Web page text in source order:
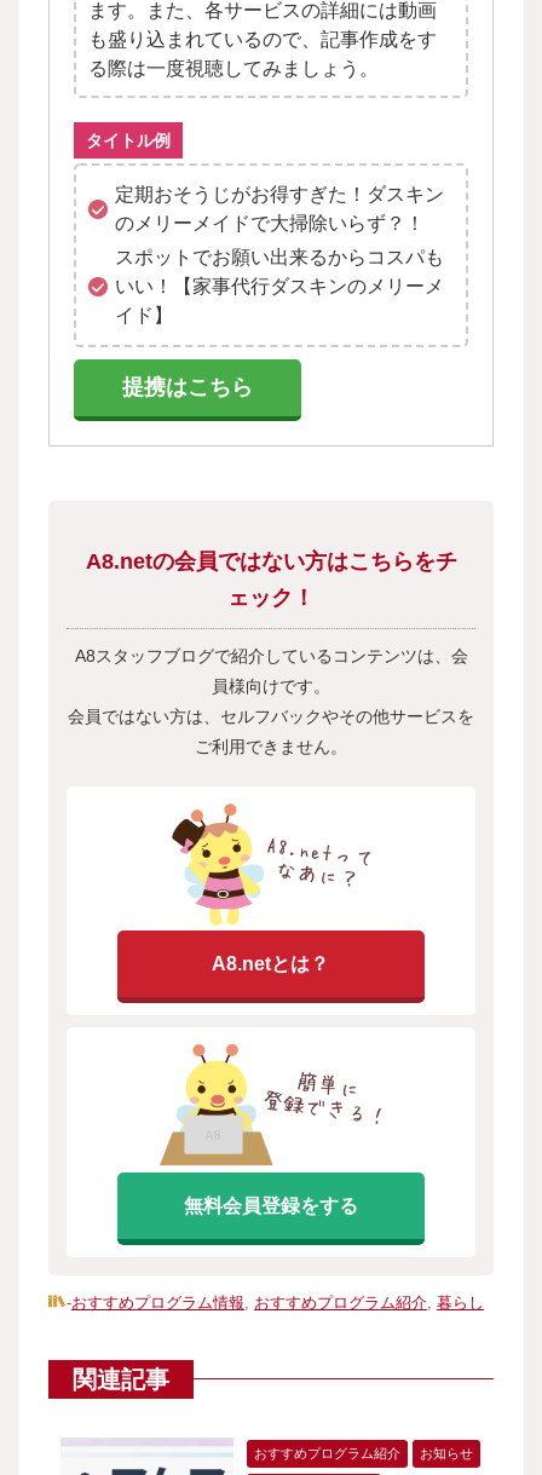
ます。また、各サービスの詳細には動画
も盛り込まれているので、記事作成をす
る際は一度視聴してみましょう。
タイトル例
定期おそうじがお得すぎた！ダスキン
のメリーメイドで大掃除いらず？！
スポットでお願い出来るからコスパも
いい！【家事代行ダスキンのメリーメ
イド】
提携はこちら
A8.netの会員ではない方はこちらをチ
ェック！
A8スタッフブログで紹介しているコンテンツは、会
員様向けです。
会員ではない方は、セルフバックやその他サービスを
ご利用できません。
A8.netとは？
無料会員登録をする
-おすすめプログラム情報 おすすめプログラム紹介 暮らし
関連記事
おすすめプログラム紹介 お知らせ